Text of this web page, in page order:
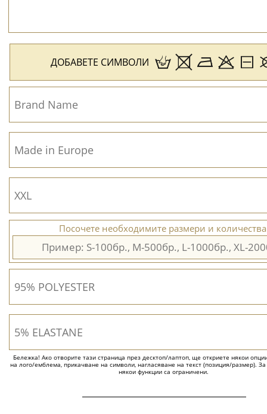
ДОБАВЕТЕ СИМВОЛИ
Посочете необходимите размери и
Бележка! Ако отворите тази страница през десктоп/лаптоп, ще откриете някои
на лого/емблема, прикачване на символи, нагласяване на текст (позиция/размер).
някои функции са ограничени.